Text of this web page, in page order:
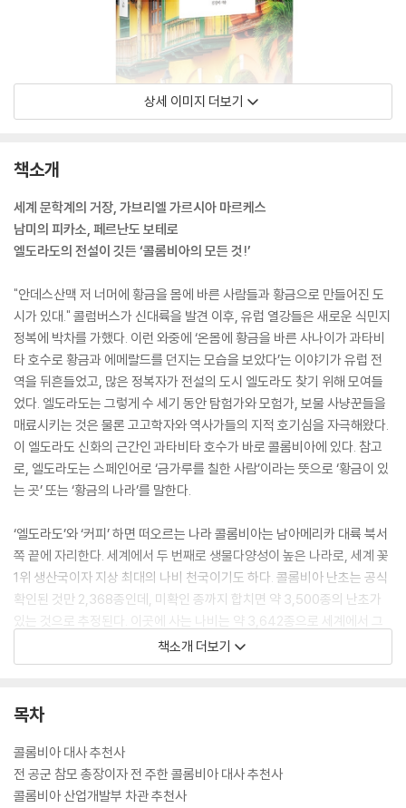
상세 이미지 더보기
책소개
세계 문학계의 거장, 가브리엘 가르시아 마르케스
남미의 피카소, 페르난도 보테로
엘도라도의 전설이 깃든 ‘콜롬비아의 모든 것!’
"안데스산맥 저 너머에 황금을 몸에 바른 사람들과 황금으로 만들어진 도
시가 있대." 콜럼버스가 신대륙을 발견 이후, 유럽 열강들은 새로운 식민지
정복에 박차를 가했다. 이런 와중에 ‘온몸에 황금을 바른 사나이가 과타비
타 호수로 황금과 에메랄드를 던지는 모습을 보았다’는 이야기가 유럽 전
역을 뒤흔들었고, 많은 정복자가 전설의 도시 엘도라도 찾기 위해 모여들
었다. 엘도라도는 그렇게 수 세기 동안 탐험가와 모험가, 보물 사냥꾼들을
매료시키는 것은 물론 고고학자와 역사가들의 지적 호기심을 자극해왔다.
이 엘도라도 신화의 근간인 과타비타 호수가 바로 콜롬비아에 있다. 참고
로, 엘도라도는 스페인어로 ‘금가루를 칠한 사람’이라는 뜻으로 ‘황금이 있
는 곳’ 또는 ‘황금의 나라’를 말한다.
‘엘도라도’와 ‘커피’ 하면 떠오르는 나라 콜롬비아는 남아메리카 대륙 북서
쪽 끝에 자리한다. 세계에서 두 번째로 생물다양성이 높은 나라로, 세계 꽃
1위 생산국이자 지상 최대의 나비 천국이기도 하다. 콜롬비아 난초는 공식
확인된 것만 2,368종인데, 미확인 종까지 합치면 약 3,500종의 난초가
있는 것으로 추정된다. 이곳에 사는 나비는 약 3,642종으로 세계에서 그
수가 가장 많다. 전 세계 나비의 20%가 콜롬비아에 서식하고 있는 셈이다.
빙하가 공존, 해발 고도에 따라 기온이 달라진다. 이런 다양한 기후와 지리
다. 동식물 다양성이 세계에서 두 번째로 높은 이유가 바로 여기에 있다.
책소개 더보기
목차
콜롬비아 대사 추천사
전 공군 참모 총장이자 전 주한 콜롬비아 대사 추천사
콜롬비아 산업개발부 차관 추천사